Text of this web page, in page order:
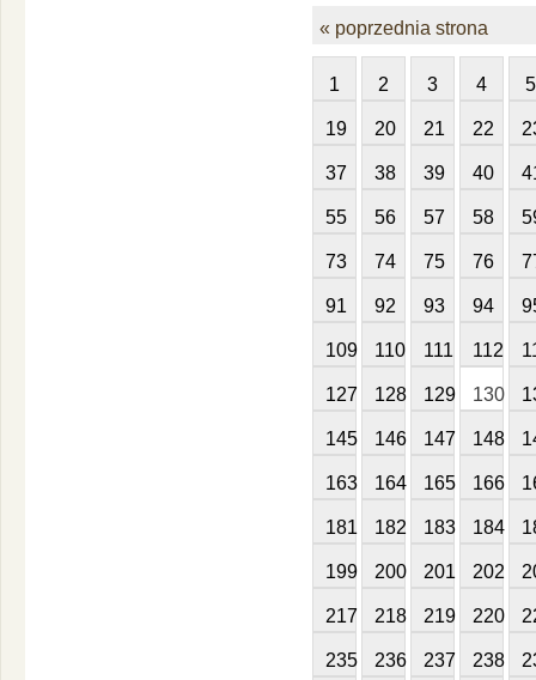
« poprzednia strona
1 2 3 4 5
19 20 21 22
37 38 39 40
55 56 57 58
73 74 75 76
91 92 93 94
109 110 111 112
127 128 129 130
145 146 147 148
163 164 165 166
181 182 183 184
199 200 201 202
217 218 219 220
235 236 237 238